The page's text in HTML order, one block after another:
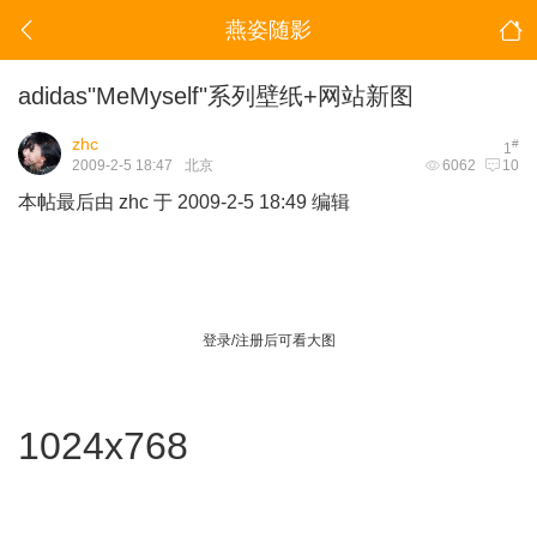
燕姿随影
adidas"MeMyself"系列壁纸+网站新图
1#
zhc
6062 10
2009-2-5 18:47 北京
本帖最后由 zhc 于 2009-2-5 18:49 编辑
登录/注册后可看大图
1024x768